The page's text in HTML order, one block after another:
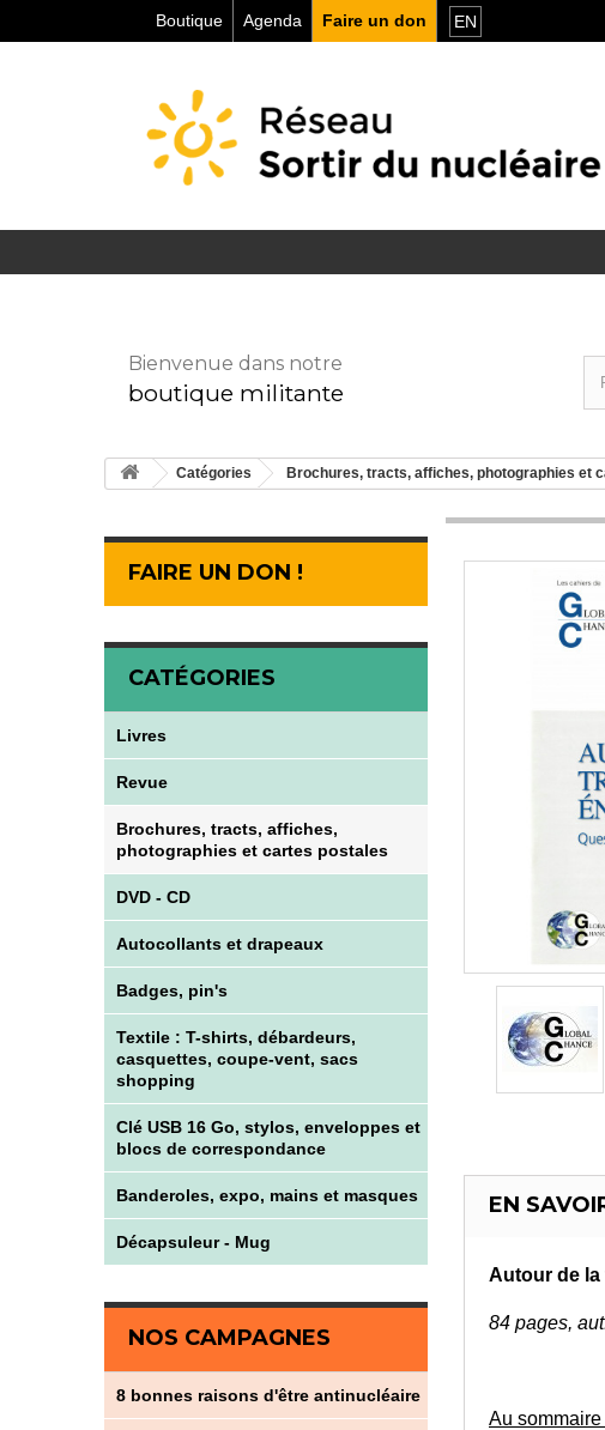
Boutique Agenda Faire un don EN
Bienvenue dans notre
boutique militante
Catégories Brochures, tracts, affiches, photographies et
FAIRE UN DON !
CATÉGORIES
Livres
Revue
Brochures, tracts, affiches,
photographies et cartes postales
DVD - CD
Autocollants et drapeaux
Badges, pin's
Textile : T-shirts, débardeurs,
casquettes, coupe-vent, sacs
shopping
Clé USB 16 Go, stylos, enveloppes et
blocs de correspondance
Banderoles, expo, mains et masques
Décapsuleur - Mug
NOS CAMPAGNES
8 bonnes raisons d'être antinucléaire
EN
Autour de
84 pages,
Au sommaire